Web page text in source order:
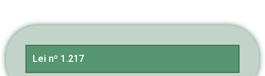
Lei nº 1.217